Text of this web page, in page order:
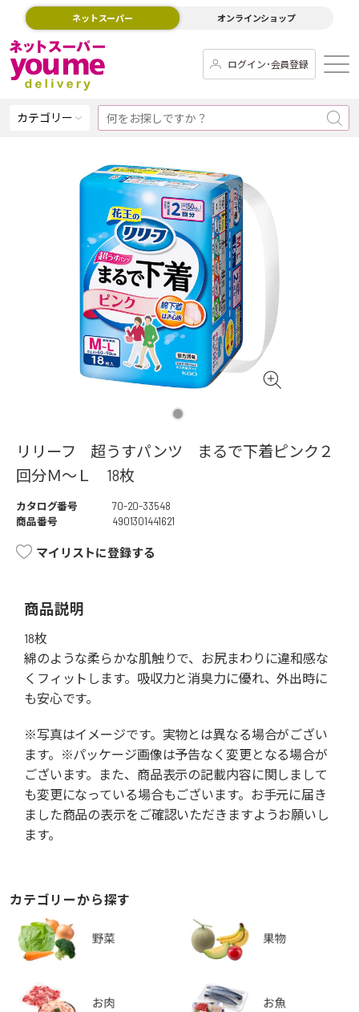
ネットスーパー オンラインショップ
ログイン･会員登録
カテゴリー
リリーフ 超うすパンツ まるで下着ピンク２
回分Ｍ～Ｌ 18枚
カタログ番号
70-20-33548
商品番号
4901301441621
マイリストに登録する
商品説明
18枚
綿のような柔らかな肌触りで、お尻まわりに違和感な
くフィットします。吸収力と消臭力に優れ、外出時に
も安心です。
※写真はイメージです。実物とは異なる場合がござい
ます。※パッケージ画像は予告なく変更となる場合が
ございます。また、商品表示の記載内容に関しまして
も変更になっている場合もございます。お手元に届き
ました商品の表示をご確認いただきますようお願いし
ます。
カテゴリーから探す